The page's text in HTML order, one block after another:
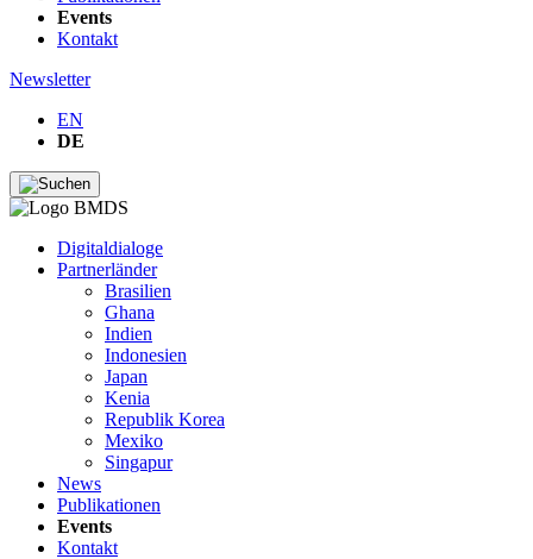
Events
Kontakt
Newsletter
EN
DE
Digitaldialoge
Partnerländer
Brasilien
Ghana
Indien
Indonesien
Japan
Kenia
Republik Korea
Mexiko
Singapur
News
Publikationen
Events
Kontakt